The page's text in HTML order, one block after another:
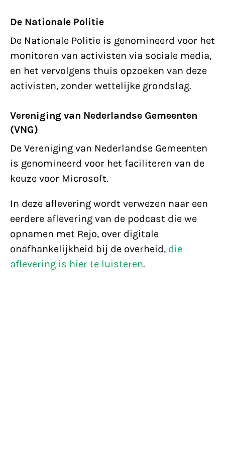
De Nationale Politie
De Nationale Politie is genomineerd voor het
monitoren van activisten via sociale media,
en het vervolgens thuis opzoeken van deze
activisten, zonder wettelijke grondslag.
Vereniging van Nederlandse Gemeenten
(VNG)
De Vereniging van Nederlandse Gemeenten
is genomineerd voor het faciliteren van de
keuze voor Microsoft.
In deze aflevering wordt verwezen naar een
eerdere aflevering van de podcast die we
opnamen met Rejo, over digitale
onafhankelijkheid bij de overheid, die
aflevering is hier te luisteren.